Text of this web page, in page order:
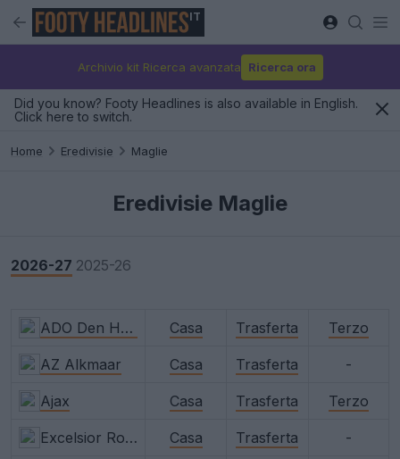
IT
Archivio kit Ricerca avanzata Ricerca ora
Did you know? Footy Headlines is also available in English.
Click here to switch.
Home Eredivisie Maglie
Eredivisie Maglie
2026-27 2025-26
ADO Den Haag Casa Trasferta Terzo
AZ Alkmaar Casa Trasferta -
Ajax Casa Trasferta Terzo
Excelsior Rotterdam Casa Trasferta -